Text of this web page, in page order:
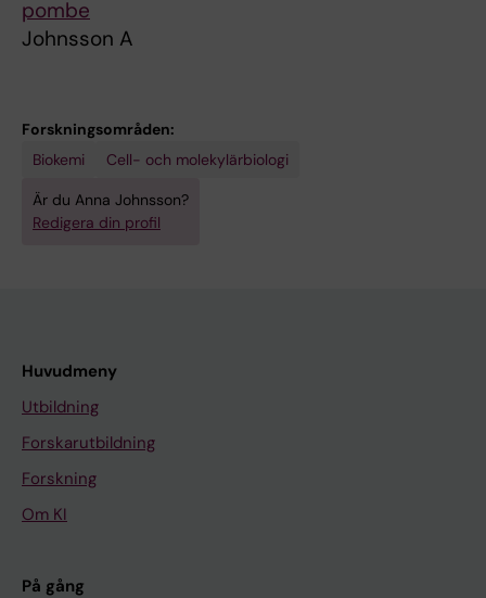
pombe
Johnsson A
Forskningsområden:
Biokemi
Cell- och molekylärbiologi
Är du Anna Johnsson?
Redigera din profil
Huvudmeny
Utbildning
Forskarutbildning
Forskning
Om KI
På gång